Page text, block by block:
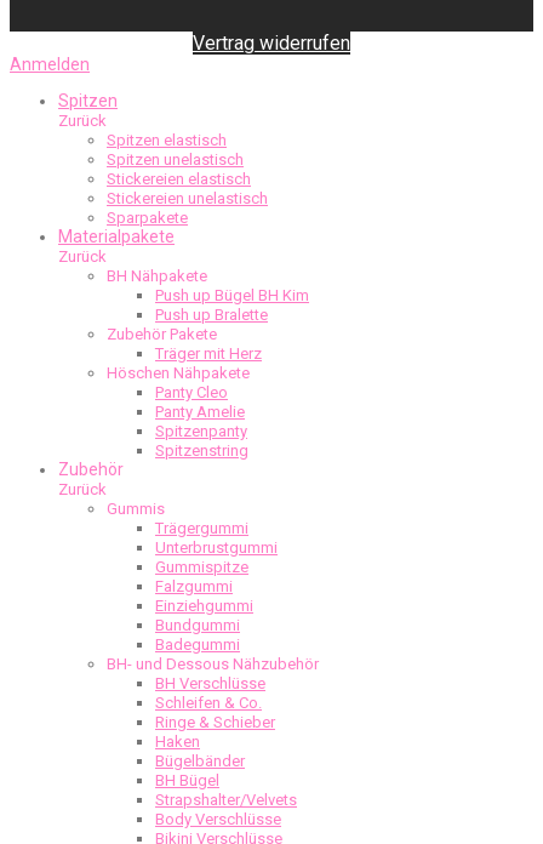
Vertrag widerrufen
Anmelden
Spitzen
Zurück
Spitzen elastisch
Spitzen unelastisch
Stickereien elastisch
Stickereien unelastisch
Sparpakete
Materialpakete
Zurück
BH Nähpakete
Push up Bügel BH Kim
Push up Bralette
Zubehör Pakete
Träger mit Herz
Höschen Nähpakete
Panty Cleo
Panty Amelie
Spitzenpanty
Spitzenstring
Zubehör
Zurück
Gummis
Trägergummi
Unterbrustgummi
Gummispitze
Falzgummi
Einziehgummi
Bundgummi
Badegummi
BH- und Dessous Nähzubehör
BH Verschlüsse
Schleifen & Co.
Ringe & Schieber
Haken
Bügelbänder
BH Bügel
Strapshalter/Velvets
Body Verschlüsse
Bikini Verschlüsse